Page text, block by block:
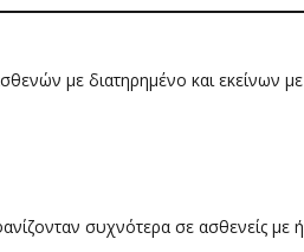
με διατηρημένο και εκείνων
συχνότερα σε ασθενείς με